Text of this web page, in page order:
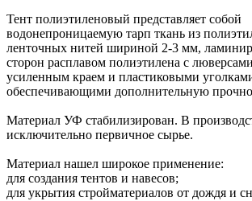
Тент полиэтиленовый представляет собой
водонепроницаемую тарп ткань из
ленточных нитей шириной 2-3 мм,
сторон расплавом полиэтилена с
усиленным краем и пластиковыми
обеспечивающими дополнительную
Материал УФ стабилизирован. В
исключительно первичное сырье.
Материал нашел широкое применение:
для создания тентов и навесов;
для укрытия стройматериалов от дождя и